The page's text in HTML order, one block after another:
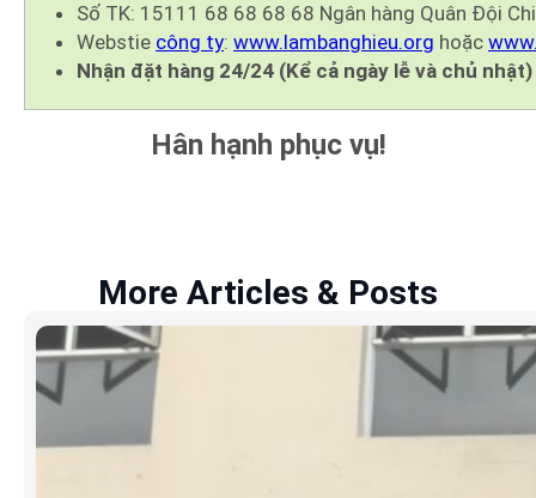
Số TK: 15111 68 68 68 68 Ngân hàng Quân Đội
Webstie công ty: www.lambanghieu.org hoặc
Nhận đặt hàng 24/24 (Kể cả ngày lễ và chủ nhật)
Hân hạnh phục vụ!
More Articles & Posts